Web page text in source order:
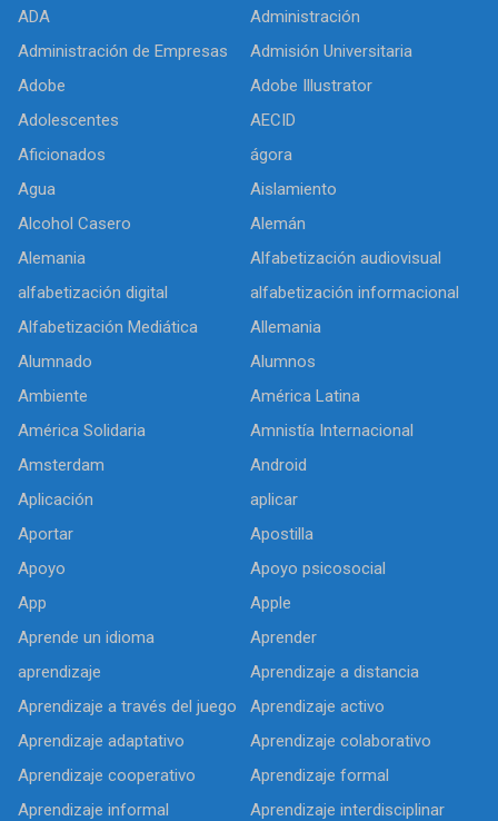
ADA
Administración
Administración de Empresas
Admisión Universitaria
Adobe
Adobe Illustrator
Adolescentes
AECID
Aficionados
ágora
Agua
Aislamiento
Alcohol Casero
Alemán
Alemania
Alfabetización audiovisual
alfabetización digital
alfabetización informacional
Alfabetización Mediática
Allemania
Alumnado
Alumnos
Ambiente
América Latina
América Solidaria
Amnistía Internacional
Amsterdam
Android
Aplicación
aplicar
Aportar
Apostilla
Apoyo
Apoyo psicosocial
App
Apple
Aprende un idioma
Aprender
aprendizaje
Aprendizaje a distancia
Aprendizaje a través del juego
Aprendizaje activo
Aprendizaje adaptativo
Aprendizaje colaborativo
Aprendizaje cooperativo
Aprendizaje formal
Aprendizaje informal
Aprendizaje interdisciplinar